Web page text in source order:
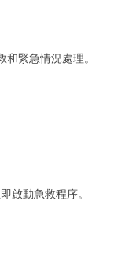
緊急情況處理。
啟動急救程序。